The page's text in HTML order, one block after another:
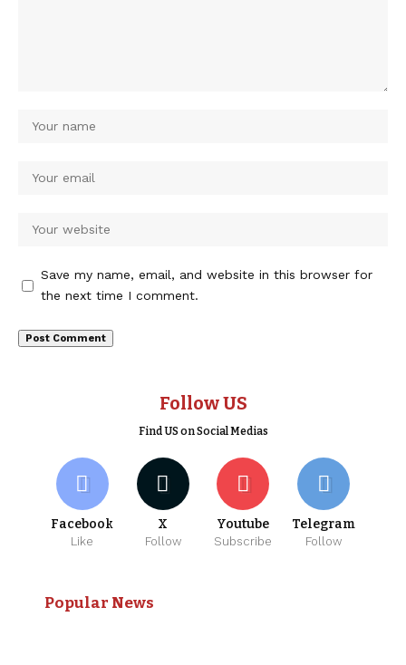
Save my name, email, and website in this browser for
the next time I comment.
Follow US
Find US on Social Medias
Facebook
Like
X
Follow
Youtube
Subscribe
Telegram
Follow
Popular News